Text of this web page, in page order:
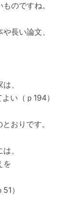
のですね。
長い論文、
、
い（ｐ194）
おりです。
、
を
）